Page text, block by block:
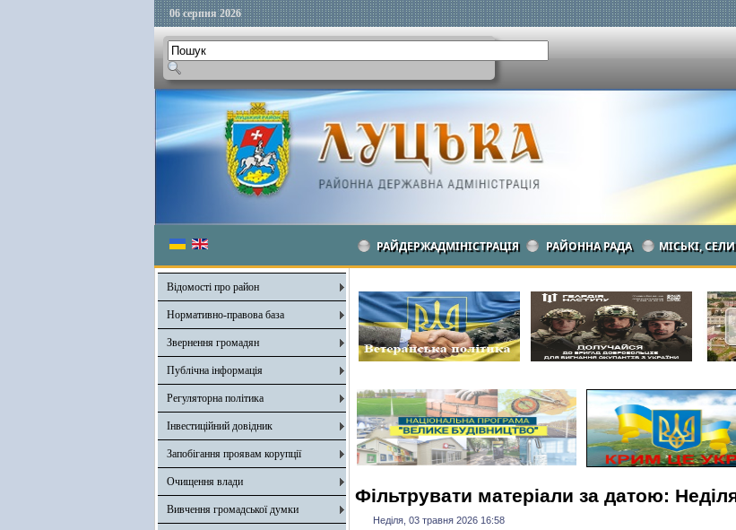
06 серпня 2026
РАЙДЕРЖАДМІНІСТРАЦІЯ РАЙОННА РАДА МІСЬКІ,
Відомості про район
Нормативно-правова база
Звернення громадян
Публічна інформація
Регуляторна політика
Інвестиційний довідник
Запобігання проявам корупції
Очищення влади
Вивчення громадської думки
Фільтрувати матеріали за датою:
Неділя, 03 травня 2026 16:58